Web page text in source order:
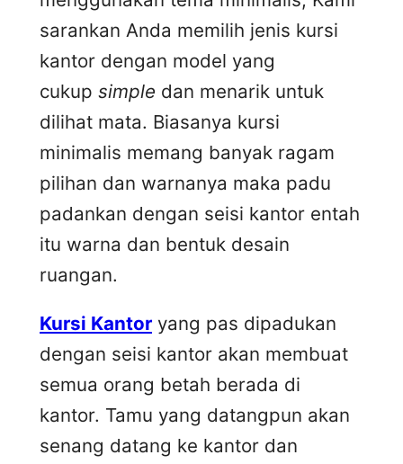
sarankan Anda memilih jenis kursi
kantor dengan model yang
cukup simple dan menarik untuk
dilihat mata. Biasanya kursi
minimalis memang banyak ragam
pilihan dan warnanya maka padu
padankan dengan seisi kantor entah
itu warna dan bentuk desain
ruangan.
Kursi Kantor yang pas dipadukan
dengan seisi kantor akan membuat
semua orang betah berada di
kantor. Tamu yang datangpun akan
senang datang ke kantor dan